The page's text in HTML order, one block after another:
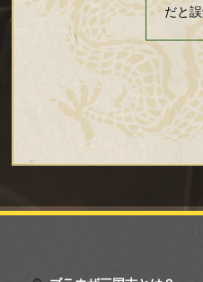
だと